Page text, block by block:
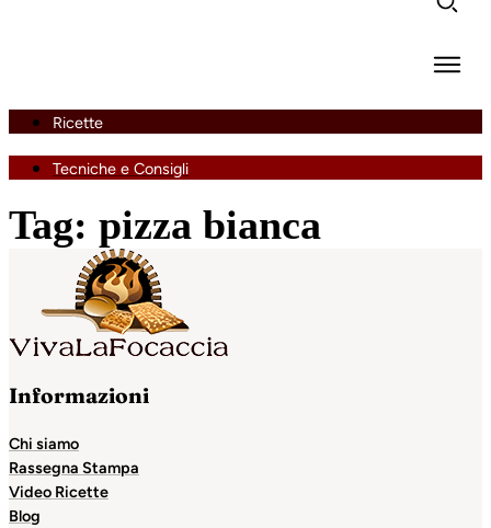
Ricette
Tecniche e Consigli
Tag: pizza bianca
Informazioni
Chi siamo
Rassegna Stampa
Video Ricette
Blog